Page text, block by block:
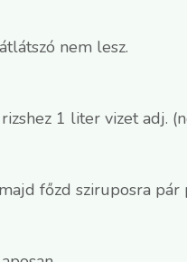
nem lesz.
1 liter vizet adj.
főzd sziruposra pár